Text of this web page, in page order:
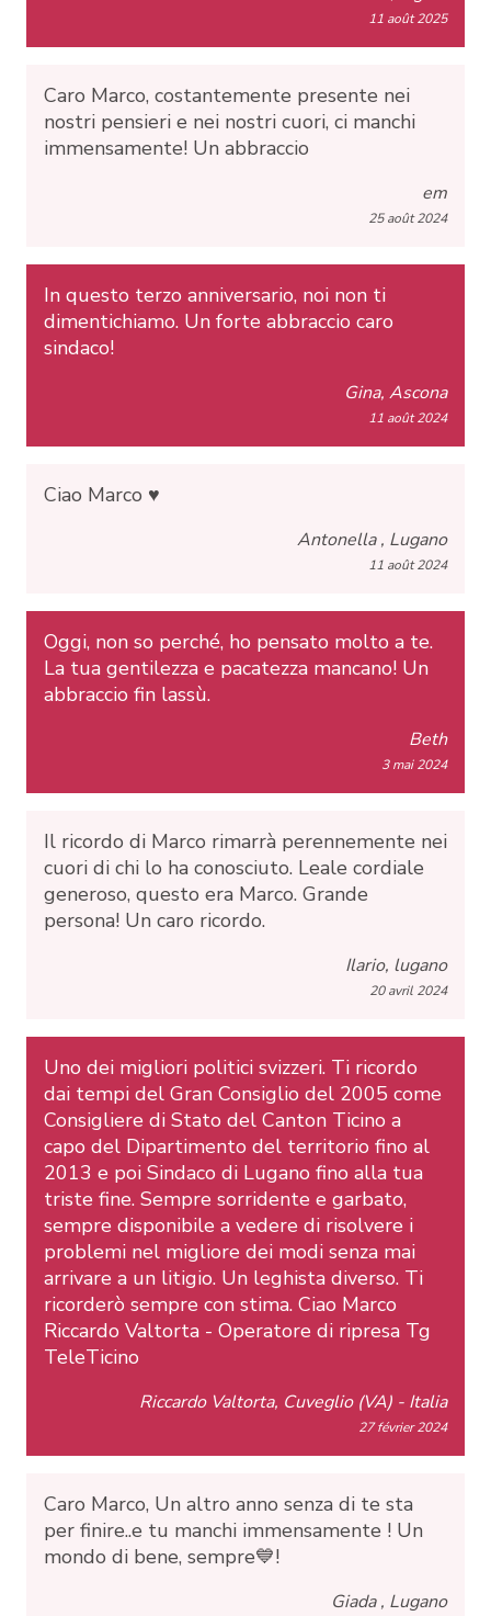
11 août 2025
Caro Marco, costantemente presente nei
nostri pensieri e nei nostri cuori, ci manchi
immensamente! Un abbraccio
em
25 août 2024
In questo terzo anniversario, noi non ti
dimentichiamo. Un forte abbraccio caro
sindaco!
Gina, Ascona
11 août 2024
Ciao Marco ♥️
Antonella , Lugano
11 août 2024
Oggi, non so perché, ho pensato molto a te.
La tua gentilezza e pacatezza mancano! Un
abbraccio fin lassù.
Beth
3 mai 2024
Il ricordo di Marco rimarrà perennemente nei
cuori di chi lo ha conosciuto. Leale cordiale
generoso, questo era Marco. Grande
persona! Un caro ricordo.
Ilario, lugano
20 avril 2024
Uno dei migliori politici svizzeri. Ti ricordo
dai tempi del Gran Consiglio del 2005 come
Consigliere di Stato del Canton Ticino a
capo del Dipartimento del territorio fino al
2013 e poi Sindaco di Lugano fino alla tua
triste fine. Sempre sorridente e garbato,
sempre disponibile a vedere di risolvere i
problemi nel migliore dei modi senza mai
arrivare a un litigio. Un leghista diverso. Ti
ricorderò sempre con stima. Ciao Marco
Riccardo Valtorta - Operatore di ripresa Tg
TeleTicino
Riccardo Valtorta, Cuveglio (VA) - Italia
27 février 2024
Caro Marco, Un altro anno senza di te sta
per finire..e tu manchi immensamente ! Un
mondo di bene, sempre💙!
Giada , Lugano